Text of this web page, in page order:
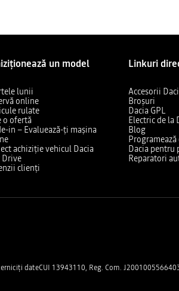
un model
lunii
online
rulate
o ofertă
in – Evaluează-ți mașina
achiziție vehicul Dacia
Drive
clienți
Linkuri
Accesorii
Broșuri
Dacia GPL
Electric de la
Blog
Dacia pentru
Reparatori
dateCUI 13943110, Reg. Com.